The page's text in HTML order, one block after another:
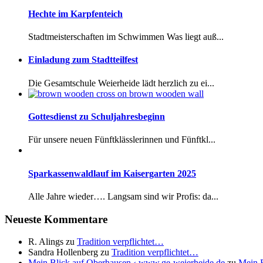
Hechte im Karpfenteich
Stadtmeisterschaften im Schwimmen Was liegt auß...
Einladung zum Stadtteilfest
Die Gesamtschule Weierheide lädt herzlich zu ei...
Gottesdienst zu Schuljahresbeginn
Für unsere neuen Fünftklässlerinnen und Fünftkl...
Sparkassenwaldlauf im Kaisergarten 2025
Alle Jahre wieder…. Langsam sind wir Profis: da...
Neueste Kommentare
R. Alings zu Tradition verpflichtet…
Sandra Hollenberg zu Tradition verpflichtet…